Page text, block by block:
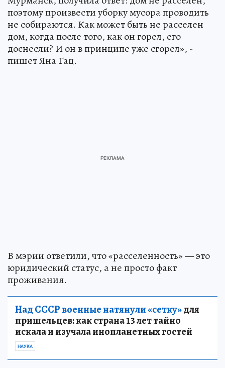
поэтому произвести уборку мусора проводить
не собираются. Как может быть не расселен
дом, когда после того, как он горел, его
доснесли? И он в принципе уже сгорел», -
пишет Яна Гац.
В мэрии ответили, что «расселенность» — это
юридический статус, а не просто факт
проживания.
Над СССР военные натянули «сетку»для
пришельцев: как страна 13 лет тайно
искала и изучала инопланетных гостей
НАУКА